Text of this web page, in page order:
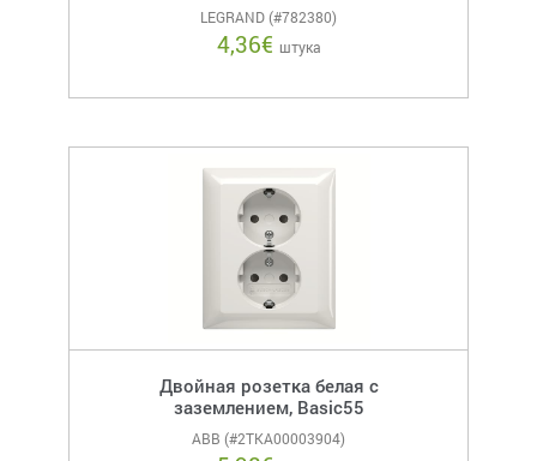
LEGRAND (#782380)
4,36€ штука
Двойная розетка белая с
заземлением, Basic55
ABB (#2TKA00003904)